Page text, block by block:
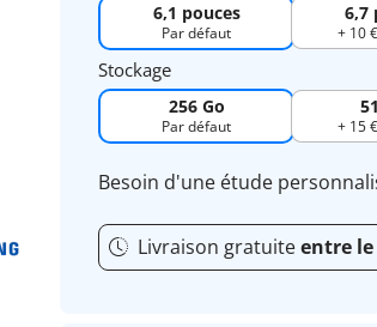
6,1 pouces
Par défaut
6,7
+ 10
Stockage
256 Go
Par défaut + 15
Besoin d'une étude
Livraison gratuiteentre le